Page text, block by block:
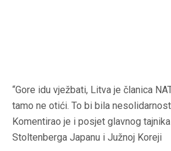
“Gore idu vježbati, Litva je članica
tamo ne otići. To bi bila
Komentirao je i posjet glavnog
Stoltenberga Japanu i Južnoj Koreji